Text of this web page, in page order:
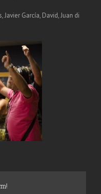
García, David, Juan di